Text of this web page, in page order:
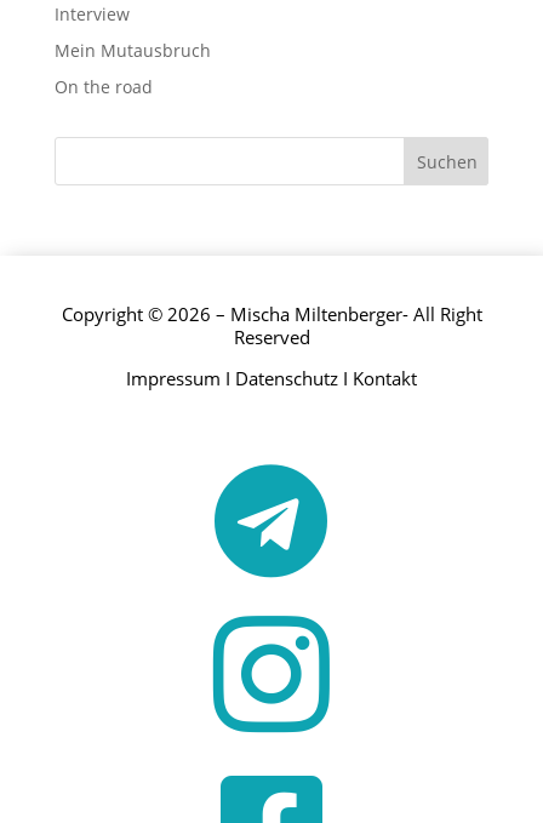
Interview
Mein Mutausbruch
On the road
Copyright © 2026 – Mischa Miltenberger- All Right
Reserved
Impressum I Datenschutz I Kontakt

